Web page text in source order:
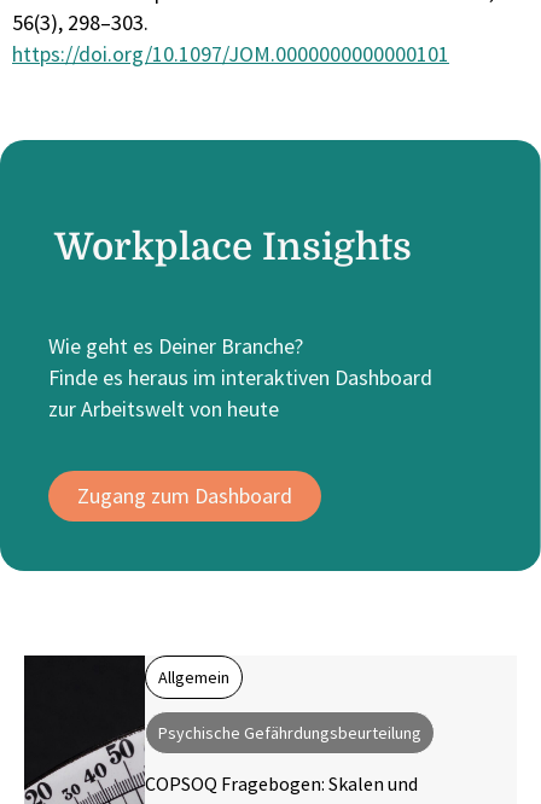
56(3), 298–303.
https://doi.org/10.1097/JOM.0000000000000101
Workplace Insights
Wie geht es Deiner Branche?
Finde es heraus im interaktiven Dashboard
zur Arbeitswelt von heute
Zugang zum Dashboard
Allgemein
Psychische Gefährdungsbeurteilung
COPSOQ Fragebogen: Skalen und